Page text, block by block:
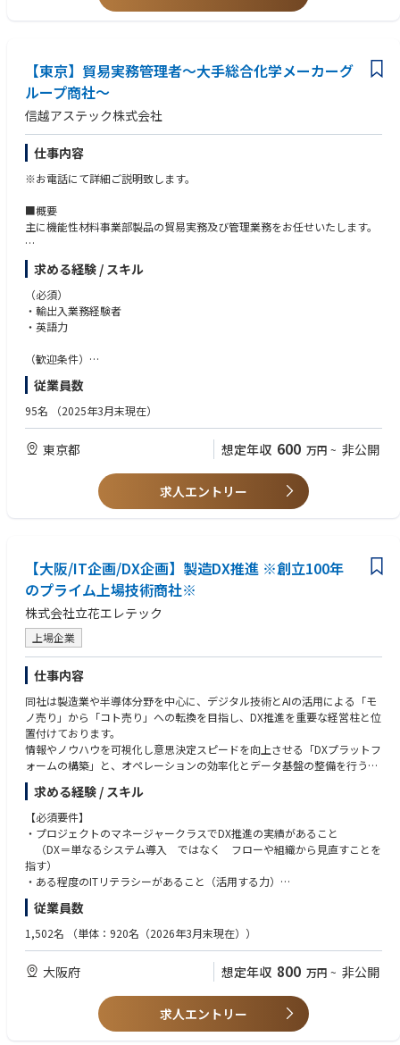
〇レポート執筆
ー・経済･環境政策など、エネルギー動向にかかわる全ての最新動向を調
査･分析する社内インテリジェンス部門。
JERAは社内調査機能を強化し、将来的なシンクタンク組織の設立を計画し
ております。シンクタンク組織は、グローバルにそして日本、米国、欧
州、アジアの主要地域それぞれについて、マクロ経済動向、政治動向、主
要産業の動向、社会動向、地政学リスク等を調査・分析し、またエネルギ
ー・環境に関する各種調査と融合することにより、当社の事業戦略策定と
【東京】貿易実務管理者～大手総合化学メーカーグ
ループ商社～
信越アステック株式会社
仕事内容
※お電話にて詳細ご説明致します。
■概要
主に機能性材料事業部製品の貿易実務及び管理業務をお任せいたします。
・輸出入業務に携る書類の作成管理や貿易事務手続き
・受発注入力業務及び入金確認
・運送会社やフォワーダーとのやり取り
・海外顧客とのやり取り
※主にアジア（中国をはじめとした東南アジアメイン）からの輸出入、三
・ドレージの手配業務
【取扱製品】
機能性材料：化学品原料、電子材料、包装材料など
【魅力】
中核事業会社の為、処遇制度、福利厚生等は親会社の信越化学と同様の制
求める経験 / スキル
（必須）
・輸出入業務経験者
・英語力
（歓迎条件）
・化学業界の知見がある方
・管理職経験
従業員数
95名 （2025年3月末現在）
東京都 想定年収 600 万円 ~ 非公開
求人エントリー
【大阪/IT企画/DX企画】製造DX推進 ※創立100年
のプライム上場技術商社※
株式会社立花エレテック
上場企業
仕事内容
同社は製造業や半導体分野を中心に、デジタル技術とAIの活用による「モ
ノ売り」から「コト売り」への転換を目指し、DX推進を重要な経営柱と位
置付けております。
情報やノウハウを可視化し意思決定スピードを向上させる「DXプラットフ
ォームの構築」と、オペレーションの効率化とデータ基盤の整備を行う「I
Tプラットフォームの構築」の2つが大きな柱です。
同社の中でも管理部門（経理・総務・人事・IT・経営企画・広報IR）の各
業務フロー・システム・組織の全面見直しを対応頂ける方を募集しており
ます。
これまでの業務フローや担当割りを一度白紙にして、最適化を図って頂く
ことを想定しています。
感をもって進めて頂けるかが重要です。
■以下の業務に携わって頂きます。
【具体的には】
・DX推進に関する業務（販管費減少・粗利率向上）
・AI活用（社内ナレッジ共有等）
求める経験 / スキル
【必須要件】
・プロジェクトのマネージャークラスでDX推進の実績があること
（DX＝単なるシステム導入 ではなく フローや組織から見直すことを
指す）
・ある程度のITリテラシーがあること（活用する力）
【歓迎要件】
・自由に発想でき、発想の具現化が得意なこと
・PowerPointなどを使用し対外的に発信、説得、プレゼンテーションが
できること
・ビジネスにおいて英語を活用した経験があること
・明るいコミュニケーションが取れる方（社内調整力）
従業員数
1,502名 （単体：920名（2026年3月末現在））
大阪府 想定年収 800 万円 ~ 非公開
求人エントリー